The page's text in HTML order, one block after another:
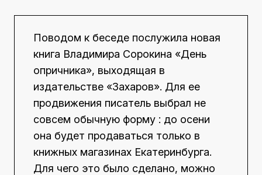
Поводом к беседе послужила новая
книга Владимира Сорокина «День
опричника», выходящая в
издательстве «Захаров». Для ее
продвижения писатель выбрал не
совсем обычную форму : до осени
она будет продаваться только в
книжных магазинах Екатеринбурга.
Для чего это было сделано, можно